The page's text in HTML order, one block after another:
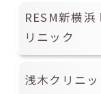
RESM新横
リニック
浅木クリニッ